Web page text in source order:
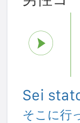
Sei
そこに行